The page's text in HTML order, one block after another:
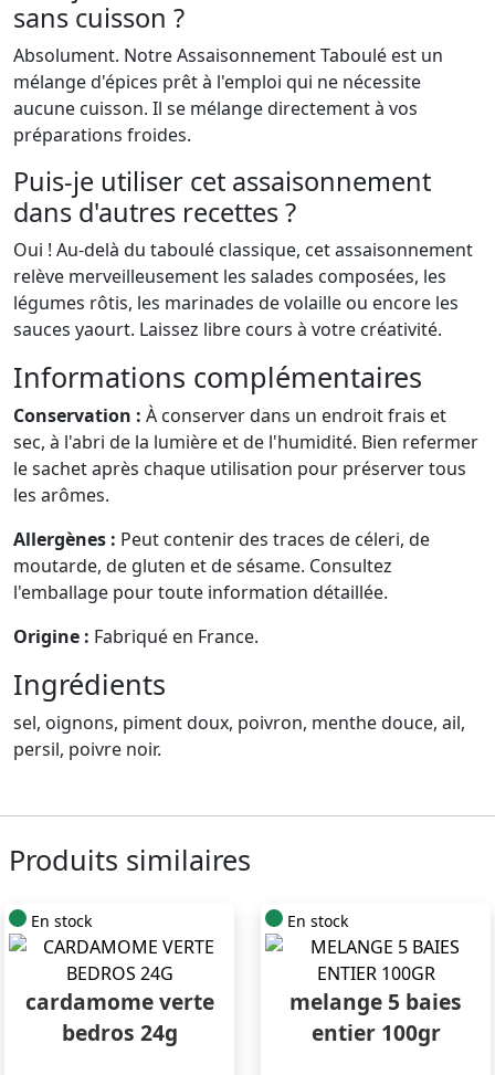
sans cuisson ?
Absolument. Notre Assaisonnement Taboulé est un
mélange d'épices prêt à l'emploi qui ne nécessite
aucune cuisson. Il se mélange directement à vos
préparations froides.
Puis-je utiliser cet assaisonnement
dans d'autres recettes ?
Oui ! Au-delà du taboulé classique, cet assaisonnement
relève merveilleusement les salades composées, les
légumes rôtis, les marinades de volaille ou encore les
sauces yaourt. Laissez libre cours à votre créativité.
Informations complémentaires
Conservation : À conserver dans un endroit frais et
sec, à l'abri de la lumière et de l'humidité. Bien refermer
le sachet après chaque utilisation pour préserver tous
les arômes.
Allergènes : Peut contenir des traces de céleri, de
moutarde, de gluten et de sésame. Consultez
l'emballage pour toute information détaillée.
Origine : Fabriqué en France.
Ingrédients
sel, oignons, piment doux, poivron, menthe douce, ail,
persil, poivre noir.
Produits similaires
En stock
cardamome verte
bedros 24g
En stock
melange 5 baies
entier 100gr